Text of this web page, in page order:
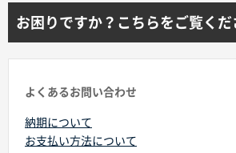
商品を探す
お困りですか？こちらをご覧くだ
よくあるお問い合わせ
納期について
お支払い方法について